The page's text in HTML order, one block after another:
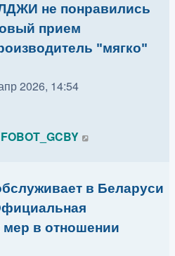
не понравились
прием
"мягко"
2026, 14:54
в Беларуси
мер в отношении